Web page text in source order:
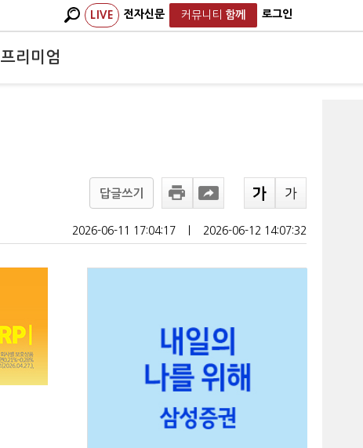
LIVE 전자신문 커뮤니티 함께 로그인
프리미엄
답글쓰기
2026-06-11 17:04:17 2026-06-12 14:07:32